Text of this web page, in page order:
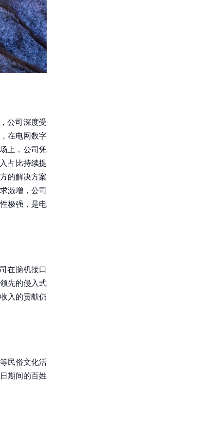
公司深度受
在电网数字
上，公司凭
占比持续提
的解决方案
激增，公司
极强，是电
在脑机接口
先的侵入式
入的贡献仍
民俗文化活
期间的百姓